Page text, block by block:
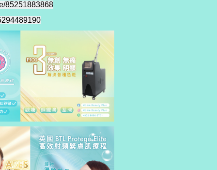
85251883868